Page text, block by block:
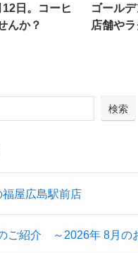
日。コーヒ
んか？
ゴール
店舗や
検索
屋広島駅前店
ご紹介 ～2026年 8月の